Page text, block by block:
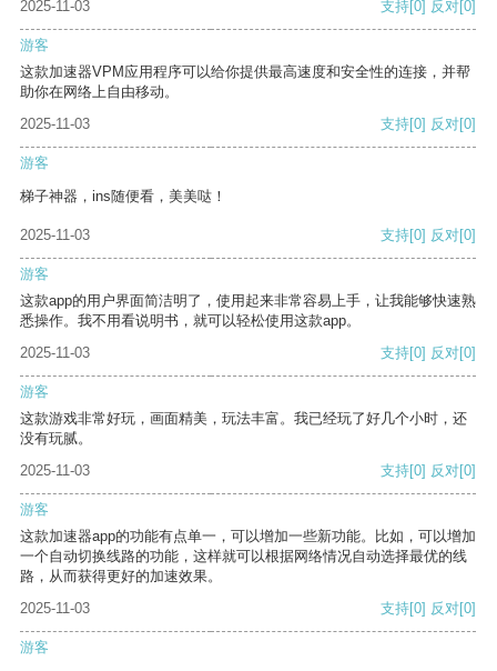
2025-11-03 支持[0] 反对[0]
游客
这款加速器VPM应用程序可以给你提供最高速度和安全性的连接，并帮
助你在网络上自由移动。
2025-11-03
支持[0] 反对[0]
游客
梯子神器，ins随便看，美美哒！
2025-11-03 支持[0] 反对[0]
游客
这款app的用户界面简洁明了，使用起来非常容易上手，让我能够快速熟
悉操作。我不用看说明书，就可以轻松使用这款app。
2025-11-03
支持[0] 反对[0]
游客
这款游戏非常好玩，画面精美，玩法丰富。我已经玩了好几个小时，还
没有玩腻。
2025-11-03
支持[0] 反对[0]
游客
这款加速器app的功能有点单一，可以增加一些新功能。比如，可以增加
一个自动切换线路的功能，这样就可以根据网络情况自动选择最优的线
路，从而获得更好的加速效果。
2025-11-03
支持[0] 反对[0]
游客